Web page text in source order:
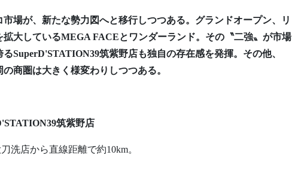
場が、新たな勢力図へと移行しつつある。グランドオープン、リ
大しているMEGA FACEとワンダーランド。その〝二強〟が市場
SuperD'STATION39筑紫野店も独自の存在感を発揮。その他、
商圏は大きく様変わりしつつある。
筑紫野店
洗店から直線距離で約10km。